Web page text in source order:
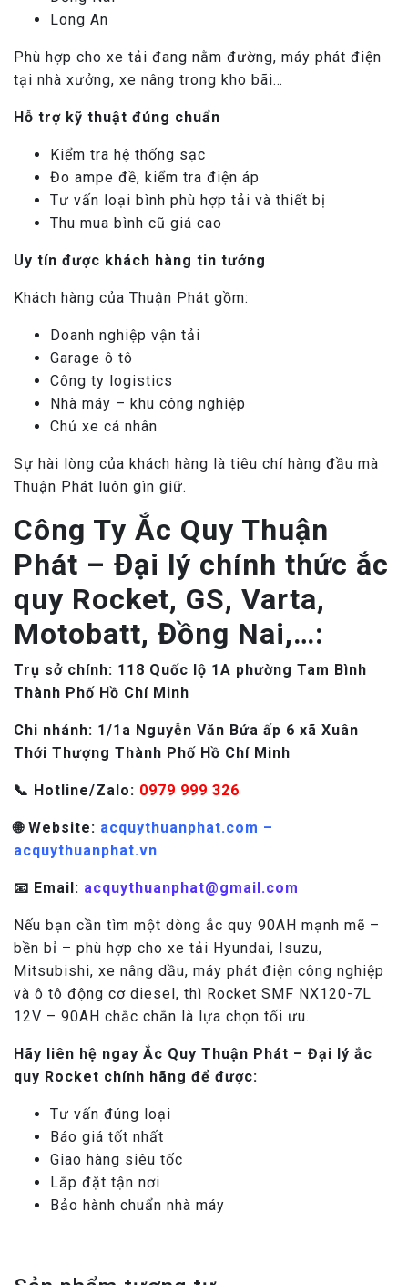
Long An
Phù hợp cho xe tải đang nằm đường, máy phát điện
tại nhà xưởng, xe nâng trong kho bãi…
Hỗ trợ kỹ thuật đúng chuẩn
Kiểm tra hệ thống sạc
Đo ampe đề, kiểm tra điện áp
Tư vấn loại bình phù hợp tải và thiết bị
Thu mua bình cũ giá cao
Uy tín được khách hàng tin tưởng
Khách hàng của Thuận Phát gồm:
Doanh nghiệp vận tải
Garage ô tô
Công ty logistics
Nhà máy – khu công nghiệp
Chủ xe cá nhân
Sự hài lòng của khách hàng là tiêu chí hàng đầu mà
Thuận Phát luôn gìn giữ.
Công Ty Ắc Quy Thuận
Phát – Đại lý chính thức ắc
quy Rocket, GS, Varta,
Motobatt, Đồng Nai,…:
Trụ sở chính: 118 Quốc l ộ 1A phường Tam Bình
Thành Phố H ồ Chí Minh
Chi nhánh: 1/1a Nguyễn Văn Bứa ấp 6 xã Xuân
Thới Thượng Thành Phố H ồ Chí Minh
📞 Hotline/Zalo: 0979 999 326
🌐 Website: acquythuanphat.com –
acquythuanphat.vn
📧 Email: acquythuanphat@gmail.com
Nếu bạn cần tìm một dòng ắc quy 90AH mạnh mẽ –
bền bỉ – phù hợp cho xe tải Hyundai, Isuzu,
Mitsubishi, xe nâng dầu, máy phát điện công nghiệp
và ô tô động cơ diesel, thì Rocket SMF NX120-7L
12V – 90AH chắc chắn là lựa chọn tối ưu.
Hãy liên hệ ngay Ắc Quy Thuận Phát – Đại lý ắc
quy Rocket chính hãng để được:
Tư vấn đúng loại
Báo giá tốt nhất
Giao hàng siêu tốc
Lắp đặt tận nơi
Bảo hành chuẩn nhà máy